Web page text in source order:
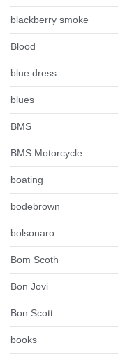
blackberry smoke
Blood
blue dress
blues
BMS
BMS Motorcycle
boating
bodebrown
bolsonaro
Bom Scoth
Bon Jovi
Bon Scott
books